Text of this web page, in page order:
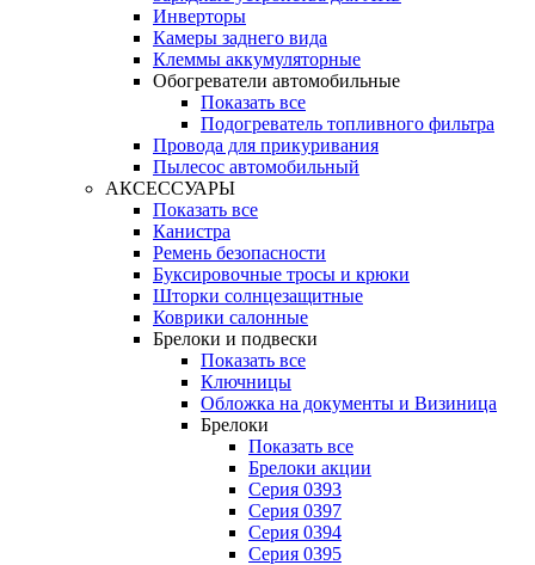
Инверторы
Камеры заднего вида
Клеммы аккумуляторные
Обогреватели автомобильные
Показать все
Подогреватель топливного фильтра
Провода для прикуривания
Пылесос автомобильный
АКСЕССУАРЫ
Показать все
Канистра
Ремень безопасности
Буксировочные тросы и крюки
Шторки солнцезащитные
Коврики салонные
Брелоки и подвески
Показать все
Ключницы
Обложка на документы и Визиница
Брелоки
Показать все
Брелоки акции
Серия 0393
Серия 0397
Серия 0394
Серия 0395